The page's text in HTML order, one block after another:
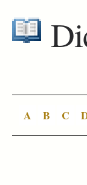
A B C